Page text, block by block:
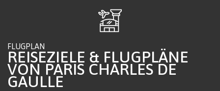
FLUGPLAN
REISEZIELE & FLUGPLÄNE
VON PARIS CHARLES DE
GAULLE